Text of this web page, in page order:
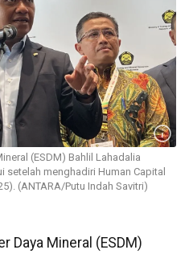
(ESDM) Bahlil Lahadalia
menghadiri Human Capital
(ANTARA/Putu Indah Savitri)
Daya Mineral (ESDM)